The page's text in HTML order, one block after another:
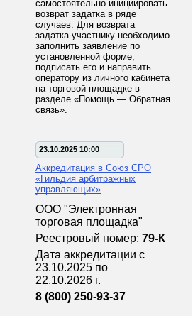
самостоятельно инициировать
возврат задатка в ряде
случаев. Для возврата
задатка участнику необходимо
заполнить заявление по
установленной форме,
подписать его и направить
оператору из личного кабинета
на торговой площадке в
разделе «Помощь — Обратная
связь».
23.10.2025 10:00
Аккредитация в Союз СРО
«Гильдия арбитражных
управляющих»
ООО "Электронная
торговая площадка"
Реестровый номер: 79-К
Дата аккредитации с
23.10.2025 по
22.10.2026 г.
8 (800) 250-93-37